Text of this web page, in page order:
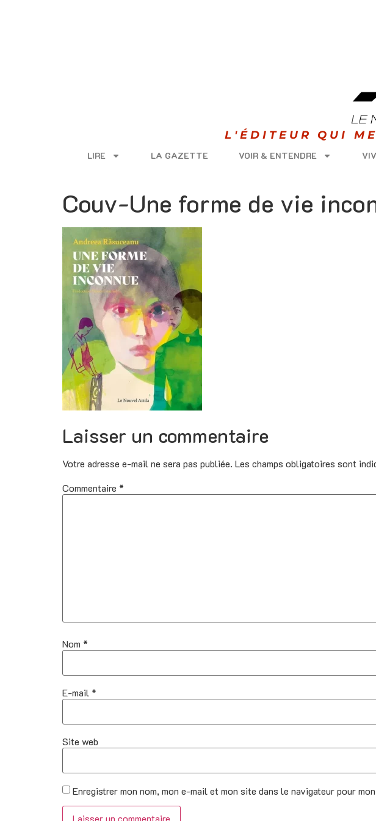
L'ÉDITEUR QUI
LIRE LA GAZETTE VOIR & ENTENDRE
Couv-Une forme de vie
Laisser un commentaire
Votre adresse e-mail ne sera pas publiée. Les champs obligatoires sont
Commentaire *
Nom *
E-mail *
Site web
Enregistrer mon nom, mon e-mail et mon site dans le navigateur pour